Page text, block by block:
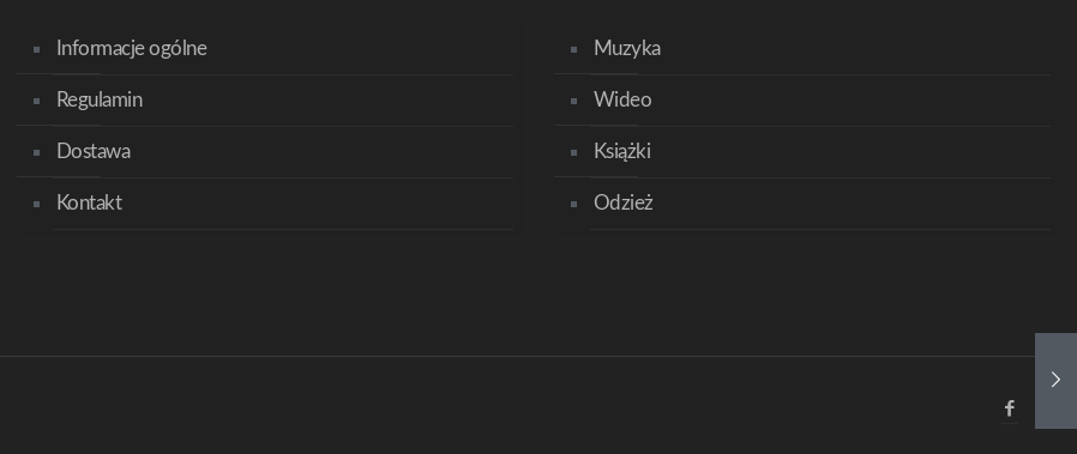
Informacje ogólne
Regulamin
Dostawa
Kontakt
Muzyka
Wideo
Książki
Odzież